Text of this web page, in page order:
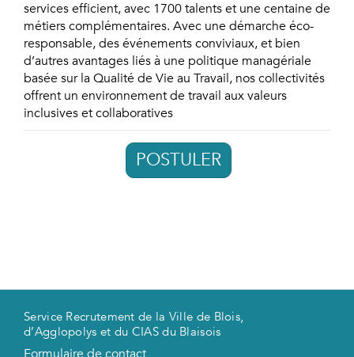
services efficient, avec 1700 talents et une centaine de
métiers complémentaires. Avec une démarche éco-
responsable, des événements conviviaux, et bien
d’autres avantages liés à une politique managériale
basée sur la Qualité de Vie au Travail, nos collectivités
offrent un environnement de travail aux valeurs
inclusives et collaboratives
POSTULER
Service Recrutement de la Ville de Blois,
d’Agglopolys et du CIAS du Blaisois